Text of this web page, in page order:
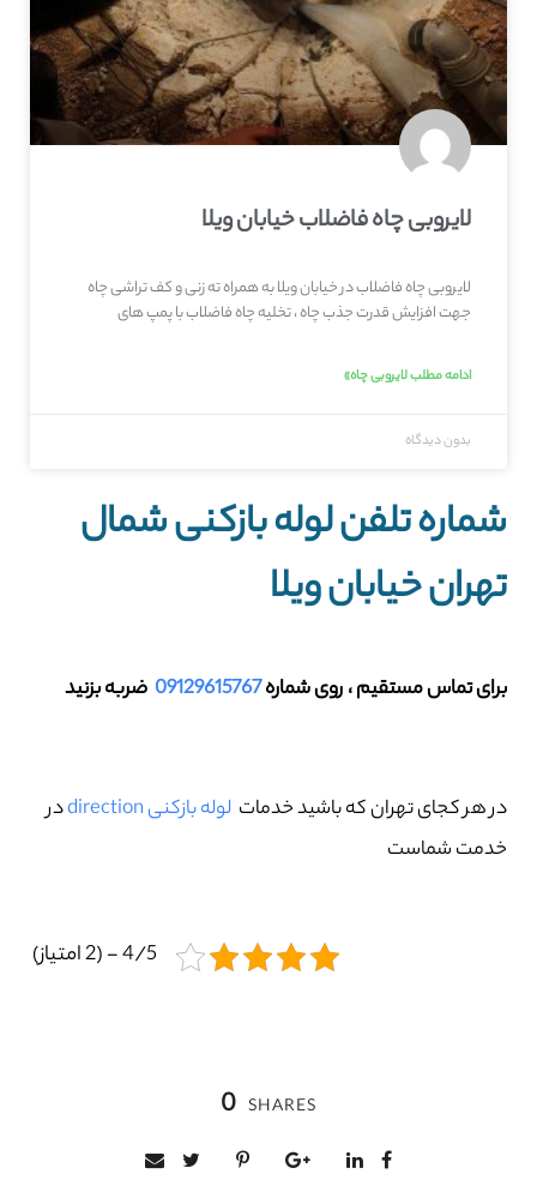
لایروبی چاه فاضلاب خیابان ویلا
لایروبی چاه فاضلاب در خیابان ویلا به همراه ته زنی و کف تراشی چاه
جهت افزایش قدرت جذب چاه ، تخلیه چاه فاضلاب با پمپ های
ادامه مطلب لایروبی چاه»
بدون دیدگاه
شماره تلفن لوله بازکنی شمال
تهران خیابان ویلا
برای تماس مستقیم ، روی شماره09129615767 ضربه بزنید
در هر کجای تهران که باشید خدمات لوله بازکنی direction
در
خدمت شماست
4/5 - (2 امتیاز)
0 SHARES